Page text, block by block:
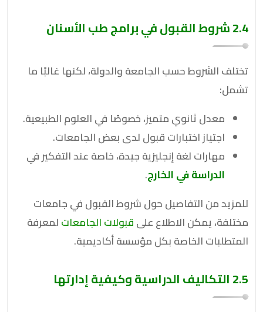
2.4 شروط القبول في برامج طب الأسنان
تختلف الشروط حسب الجامعة والدولة، لكنها غالبًا ما
تشمل:
معدل ثانوي متميز، خصوصًا في العلوم الطبيعية.
اجتياز اختبارات قبول لدى بعض الجامعات.
مهارات لغة إنجليزية جيدة، خاصة عند التفكير في
الدراسة في الخارج.
للمزيد من التفاصيل حول شروط القبول في جامعات
مختلفة، يمكن الاطلاع علىقبولات الجامعاتلمعرفة
المتطلبات الخاصة بكل مؤسسة أكاديمية.
2.5 التكاليف الدراسية وكيفية إدارتها